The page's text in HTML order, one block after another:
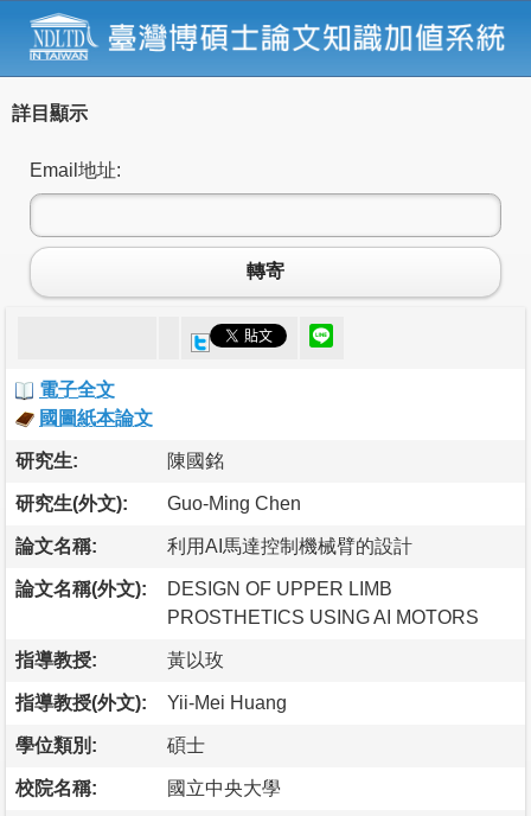
詳目顯示
Email地址:
轉寄
電子全文
國圖紙本論文
研究生: 陳國銘
研究生(外文): Guo-Ming Chen
論文名稱: 利用AI馬達控制機械臂的設計
論文名稱(外文):
DESIGN OF UPPER LIMB
PROSTHETICS USING AI MOTORS
指導教授: 黃以玫
指導教授(外文): Yii-Mei Huang
學位類別: 碩士
校院名稱: 國立中央大學